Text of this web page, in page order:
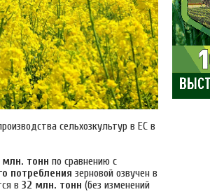
сельхозкультур в ЕС в
млн. тонн по сравнению с
потребления зерновой озвучен в
в 32 млн. тонн (без изменений